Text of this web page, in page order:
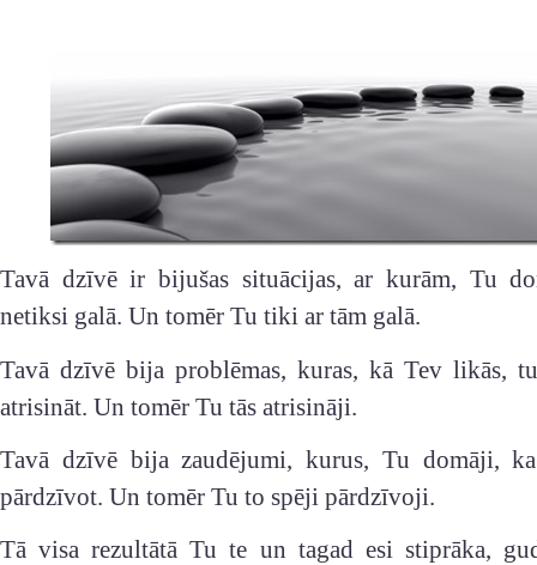
Tavā dzīvē ir bijušas situācijas, ar kurām, Tu
netiksi galā. Un tomēr Tu tiki ar tām galā.
Tavā dzīvē bija problēmas, kuras, kā Tev likās,
atrisināt. Un tomēr Tu tās atrisināji.
Tavā dzīvē bija zaudējumi, kurus, Tu domāji, ka
pārdzīvot. Un tomēr Tu to spēji pārdzīvoji.
Tā visa rezultātā Tu te un tagad esi stiprāka,